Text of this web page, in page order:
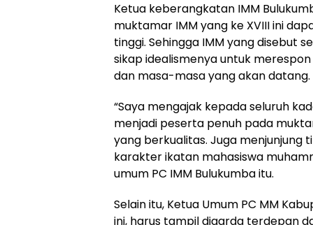
Ketua keberangkatan IMM
muktamar IMM yang ke XVIII ini
tinggi. Sehingga IMM yang disebut
sikap idealismenya untuk
dan masa-masa yang akan datang.
“Saya mengajak kepada seluruh
menjadi peserta penuh pada
yang berkualitas. Juga menjunjung
karakter ikatan mahasiswa
umum PC IMM Bulukumba itu.
Selain itu, Ketua Umum PC MM
ini, harus tampil digarda terdepan